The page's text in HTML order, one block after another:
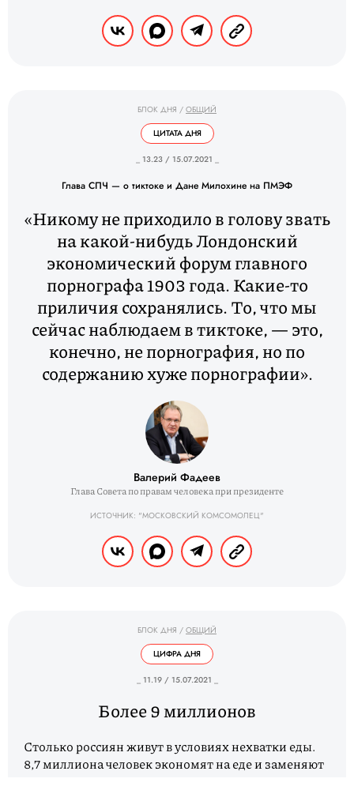
БЛОК ДНЯ / ОБЩИЙ
ЦИТАТА ДНЯ
_ 13.23 / 15.07.2021 _
Глава СПЧ — о тиктоке и Дане Милохине на ПМЭФ
«Никому не приходило в голову звать
на какой-нибудь Лондонский
экономический форум главного
порнографа 1903 года. Какие-то
приличия сохранялись. То, что мы
сейчас наблюдаем в тиктоке, — это,
конечно, не порнография, но по
содержанию хуже порнографии».
Валерий Фадеев
Глава Совета по правам человека при президенте
ИСТОЧНИК: "МОСКОВСКИЙ КОМСОМОЛЕЦ"
БЛОК ДНЯ / ОБЩИЙ
ЦИФРА ДНЯ
_ 11.19 / 15.07.2021 _
Более 9 миллионов
Столько россиян живут в условиях нехватки еды.
8,7 миллиона человек экономят на еде и заменяют